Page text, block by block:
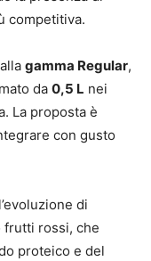
competitiva.
gamma Regular,
da 0,5 L nei
La proposta è
con gusto
di
frutti rossi, che
proteico e del